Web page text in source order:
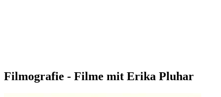
Filmografie - Filme mit Erika Pluhar